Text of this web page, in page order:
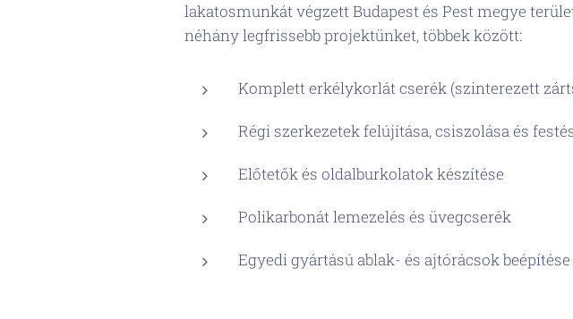
lakatosmunkát végzett Budapest és Pest megye
néhány legfrissebb projektünket, többek között:
Komplett erkélykorlát cserék (szinterezett
Régi szerkezetek felújítása, csiszolása és
Előtetők és oldalburkolatok készítése
Polikarbonát lemezelés és üvegcserék
Egyedi gyártású ablak- és ajtórácsok beépítése